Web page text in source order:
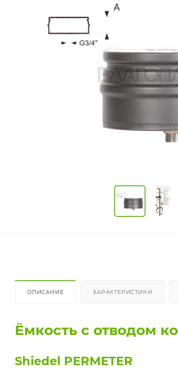
ОПИСАНИЕ ХАРАКТЕРИСТИКИ
Ёмкость с отводом
Shiedel PERMETER